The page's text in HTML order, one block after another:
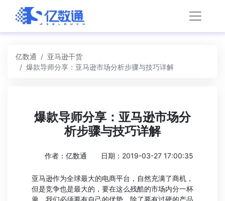
亿数通
亚马逊干货
爆款导师分享：亚马逊市场分析步骤与技巧详解
爆款导师分享：亚马逊市场分
析步骤与技巧详解
作者：亿数通 日期：2019-03-27 17:00:35
亚马逊作为全球最大的电商平台，自然充满了商机，
但是竞争也是最大的，要在这么残酷的市场内分一杯
羹，我们必须要有自己的优势。除了要有过硬的产品